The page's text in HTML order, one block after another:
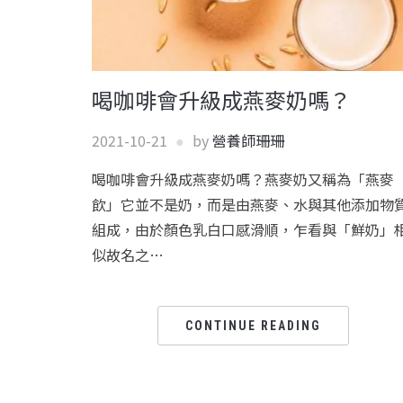
喝咖啡會升級成燕麥奶嗎？
2021-10-21 by營養師珊珊
喝咖啡會升級成燕麥奶嗎？燕麥奶又稱為「燕麥
飲」它並不是奶，而是由燕麥、水與其他添加物
組成，由於顏色乳白口感滑順，乍看與「鮮奶」
似故名之…
CONTINUE READING